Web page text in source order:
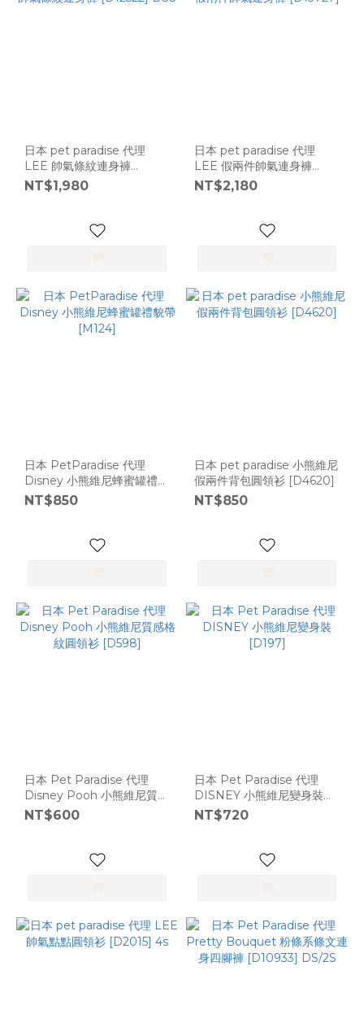
日本 pet paradise 代理
LEE 帥氣條紋連身褲
[D12522] DSS
NT$1,980
日本 pet paradise 代理
LEE 假兩件帥氣連身褲
[D13727]
NT$2,180
日本 PetParadise 代理
Disney 小熊維尼蜂蜜罐禮貌
帶 [M124]
NT$850
日本 pet paradise 小熊維尼
假兩件背包圓領衫 [D4620]
NT$850
日本 Pet Paradise 代理
Disney Pooh 小熊維尼質感
格紋圓領衫 [D598]
NT$600
日本 Pet Paradise 代理
DISNEY 小熊維尼變身裝
[D197]
NT$720